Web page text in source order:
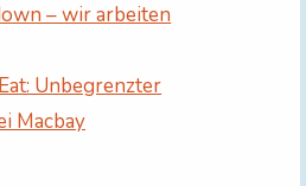
– wir arbeiten
Unbegrenzter
Macbay